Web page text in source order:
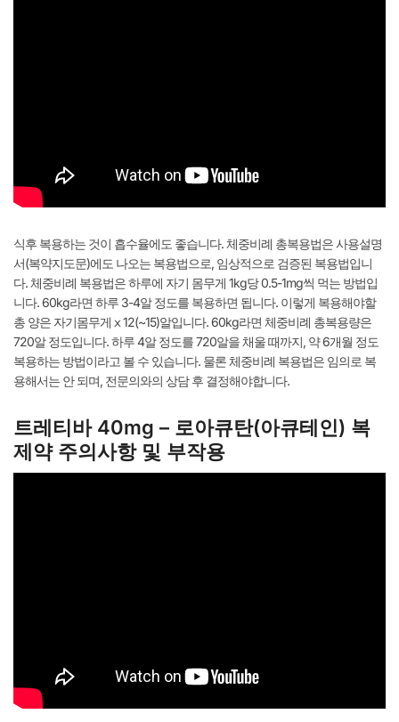
식후 복용하는 것이 흡수율에도 좋습니다. 체중비례 총복용법은 사용설명
서(복약지도문)에도 나오는 복용법으로, 임상적으로 검증된 복용법입니
다. 체중비례 복용법은 하루에 자기 몸무게 1kg당 0.5-1mg씩 먹는 방법입
니다. 60kg라면 하루 3-4알 정도를 복용하면 됩니다. 이렇게 복용해야할
총 양은 자기몸무게ⅹ12(~15)알입니다. 60kg라면 체중비례 총복용량은
720알 정도입니다. 하루 4알 정도를 720알을 채울 때까지, 약 6개월 정도
복용하는 방법이라고 볼 수 있습니다. 물론 체중비례 복용법은 임의로 복
용해서는 안 되며, 전문의와의 상담 후 결정해야합니다.
트레티바 40mg – 로아큐탄(아큐테인) 복
제약 주의사항 및 부작용